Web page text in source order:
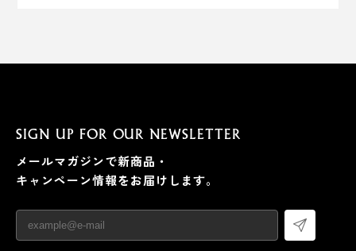
SIGN UP FOR OUR NEWSLETTER
メールマガジンで新商品・
キャンペーン情報をお届けします。